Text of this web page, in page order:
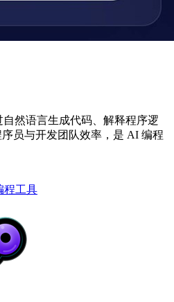
然语言生成代码、解释程序逻
员与开发团队效率，是 AI 编程
程工具